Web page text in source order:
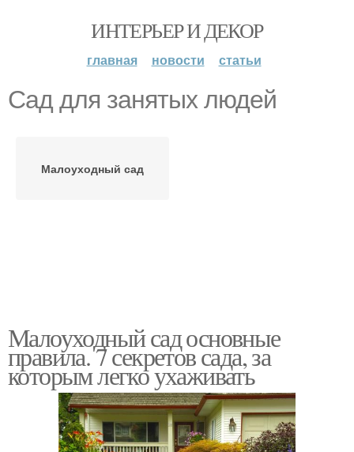
ИНТЕРЬЕР И ДЕКОР
главная новости статьи
Сад для занятых людей
Малоуходный сад
Малоуходный сад основные
правила. 7 секретов сада, за
которым легко ухаживать